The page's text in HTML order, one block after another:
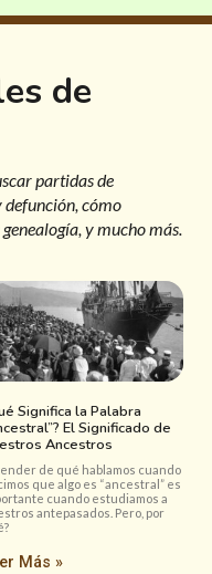
de
partidas de
cómo
y mucho más.
Significa la Palabra
El Significado de
Ancestros
de qué hablamos cuando
que algo es “ancestral” es
cuando estudiamos a
antepasados. Pero, por
Más »